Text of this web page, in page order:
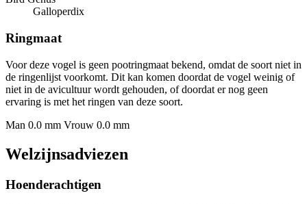
Galloperdix
Ringmaat
Voor deze vogel is geen pootringmaat bekend, omdat de soort niet in
de ringenlijst voorkomt. Dit kan komen doordat de vogel weinig of
niet in de avicultuur wordt gehouden, of doordat er nog geen
ervaring is met het ringen van deze soort.
Man 0.0 mm Vrouw 0.0 mm
Welzijnsadviezen
Hoenderachtigen